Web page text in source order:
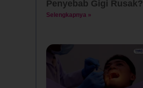
Penyebab Gigi Rusak?
Selengkapnya »